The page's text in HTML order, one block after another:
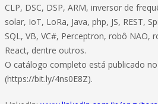
CLP, DSC, DSP, ARM, inversor de
solar, IoT, LoRa, Java, php, JS, REST,
SQL, VB, VC#, Perceptron, robô NAO,
React, dentre outros.
O catálogo completo está publicado
(https://bit.ly/4ns0E8Z).